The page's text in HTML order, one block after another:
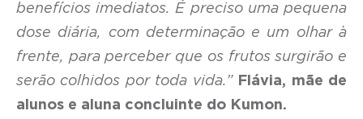
benefícios imediatos. É preciso uma pequena
dose diária, com determinação e um olhar à
frente, para perceber que os frutos surgirão e
serão colhidos por toda vida.” Flávia, mãe de
alunos e aluna concluinte do Kumon.